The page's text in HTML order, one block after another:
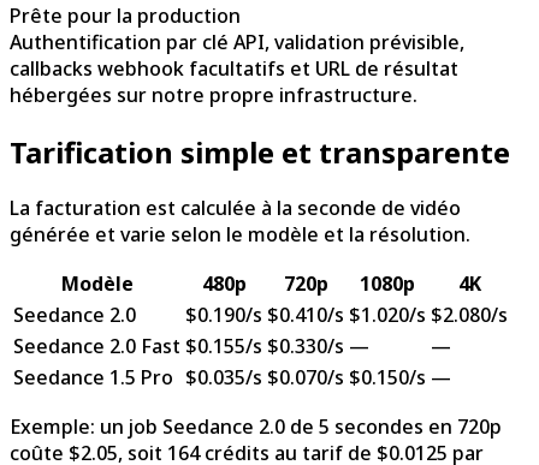
Prête pour la production
Authentification par clé API, validation prévisible,
callbacks webhook facultatifs et URL de résultat
hébergées sur notre propre infrastructure.
Tarification simple et transparente
La facturation est calculée à la seconde de vidéo
générée et varie selon le modèle et la résolution.
Modèle
480p 720p 1080p
4K
Seedance 2.0
$0.190/s $0.410/s $1.020/s $2.080/s
Seedance 2.0 Fast $0.155/s $0.330/s —
—
Seedance 1.5 Pro $0.035/s $0.070/s $0.150/s —
Exemple: un job Seedance 2.0 de 5 secondes en 720p
coûte $2.05, soit 164 crédits au tarif de $0.0125 par